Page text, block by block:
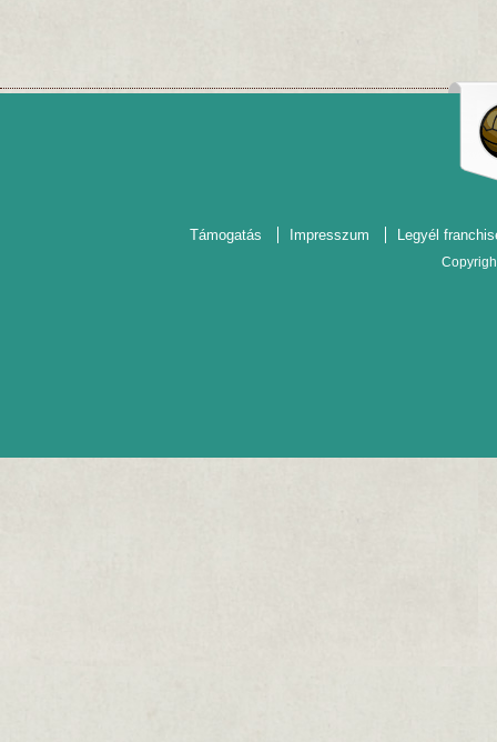
Támogatás Impresszum Legyél